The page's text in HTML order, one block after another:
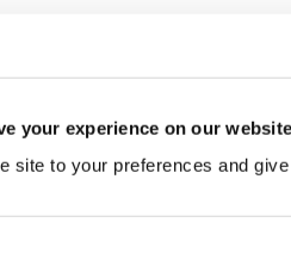
your experience on our website
site to your preferences and